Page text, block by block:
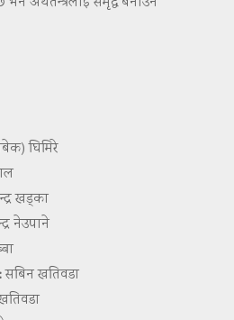
घिमिरे
खड्का
नेउपाने
सबिन खतिवडा